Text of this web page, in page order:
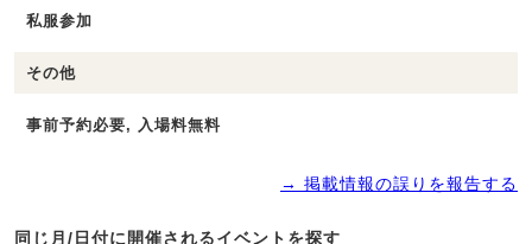
私服参加
その他
事前予約必要, 入場料無料
→ 掲載情報の誤りを報告する
同じ月/日付に開催されるイベントを探す